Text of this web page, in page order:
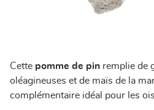
Cette pomme de pin remplie de
oléagineuses et de maïs de la
complémentaire idéal pour les